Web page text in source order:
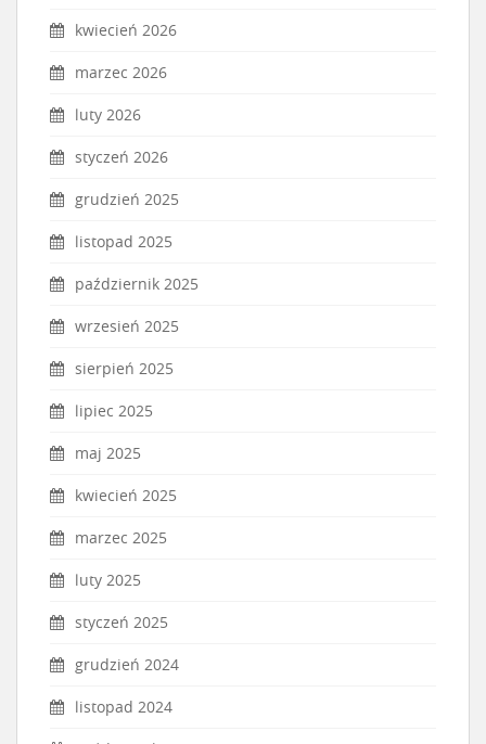
kwiecień 2026
marzec 2026
luty 2026
styczeń 2026
grudzień 2025
listopad 2025
październik 2025
wrzesień 2025
sierpień 2025
lipiec 2025
maj 2025
kwiecień 2025
marzec 2025
luty 2025
styczeń 2025
grudzień 2024
listopad 2024